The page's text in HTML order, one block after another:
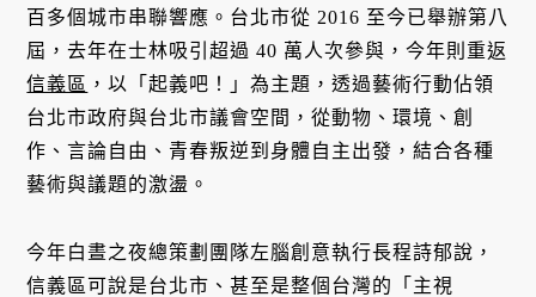
百多個城市串聯響應。台北市從 2016 至今已舉辦第八
屆，去年在士林吸引超過 40 萬人次參與，今年則重返
信義區 ，以「起義吧！」為主題，透過藝術行動佔領
台北市政府與台北市議會空間，從動物、環境、創
作、言論自由、青春叛逆到身體自主出發，結合各種
藝術與議題的激盪。
今年白晝之夜總策劃團隊左腦創意執行長程詩郁說，
信義區可說是台北市、甚至是整個台灣的「主視